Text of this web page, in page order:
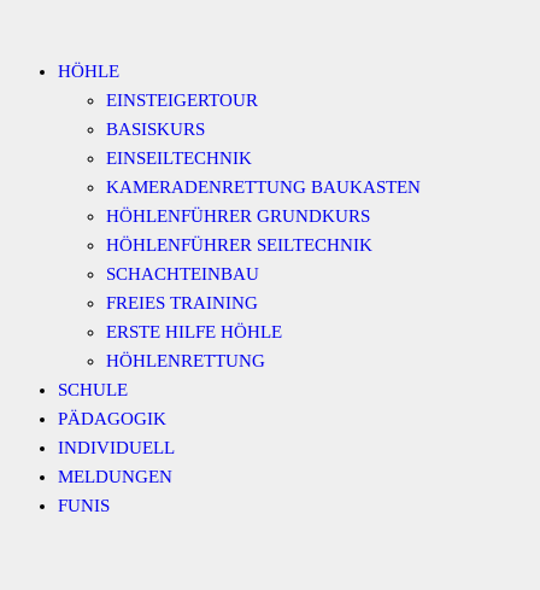
springenHÖHLE
EINSTEIGERTOUR
BASISKURS
EINSEILTECHNIK
KAMERADENRETTUNG BAUKASTEN
HÖHLENFÜHRER GRUNDKURS
HÖHLENFÜHRER SEILTECHNIK
SCHACHTEINBAU
FREIES TRAINING
ERSTE HILFE HÖHLE
HÖHLENRETTUNG
SCHULE
PÄDAGOGIK
INDIVIDUELL
MELDUNGEN
FUNIS